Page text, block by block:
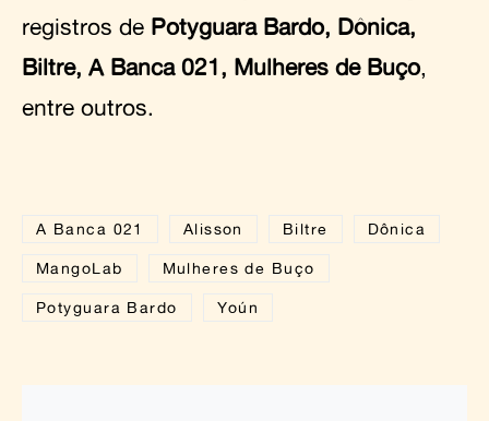
registros de Potyguara Bardo, Dônica,
Biltre, A Banca 021, Mulheres de Buço,
entre outros.
A Banca 021 Alisson Biltre Dônica
MangoLab Mulheres de Buço
Potyguara Bardo Yoún